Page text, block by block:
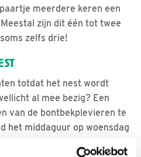
meerdere keren een
zijn dit één tot twee
zelfs drie!
totdat het nest wordt
al mee bezig? Een
van de bontbekplevieren te
het middaguur op woensdag